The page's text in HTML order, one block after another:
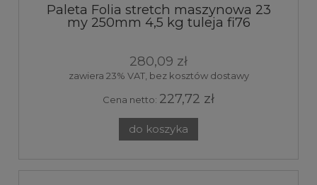
Paleta Folia stretch maszynowa 23
my 250mm 4,5 kg tuleja fi76
transparent elastyczna pakowa
280,09 zł
zawiera 23% VAT, bez kosztów dostawy
Cena netto: 227,72 zł
do koszyka